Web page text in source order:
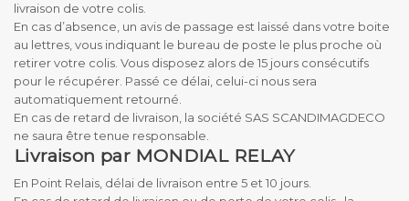
livraison de votre colis.
En cas d’absence, un avis de passage est laissé dans votre boite
au lettres, vous indiquant le bureau de poste le plus proche où
retirer votre colis. Vous disposez alors de 15 jours consécutifs
pour le récupérer. Passé ce délai, celui-ci nous sera
automatiquement retourné.
En cas de retard de livraison, la société SAS SCANDIMAGDECO
ne saura être tenue responsable.
Livraison par MONDIAL RELAY
En Point Relais, délai de livraison entre 5 et 10 jours.